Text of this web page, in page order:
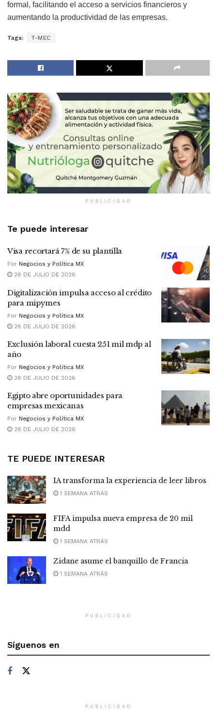
formal, facilitando el acceso a servicios financieros y
aumentando la productividad de las empresas.
Tags: T-MEC
PUBLICIDAD
Te puede interesar
Visa recortará 7% de su plantilla
Por Negocios y Política MX
28 DE JULIO DE 2026
Digitalización impulsa acceso al crédito
para mipymes
Por Negocios y Política MX
28 DE JULIO DE 2026
Exclusión laboral cuesta 251 mil mdp al
año
Por Negocios y Política MX
28 DE JULIO DE 2026
Egipto abre oportunidades para
empresas mexicanas
Por Negocios y Política MX
28 DE JULIO DE 2026
TE PUEDE INTERESAR
IA transforma la experiencia de leer libros
1 SEMANA ATRÁS
FIFA impulsa nueva empresa de 20 mil
mdd
1 SEMANA ATRÁS
Zidane asume el banquillo de Francia
1 SEMANA ATRÁS
PUBLICIDAD
Síguenos en
PUBLICIDAD